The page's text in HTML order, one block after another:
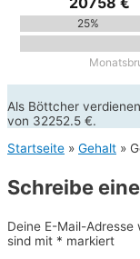
25%
Als Böttcher
von 32252.5 €.
Startseite » Gehalt »
Schreibe
Deine E-Mail-
sind mit * markiert